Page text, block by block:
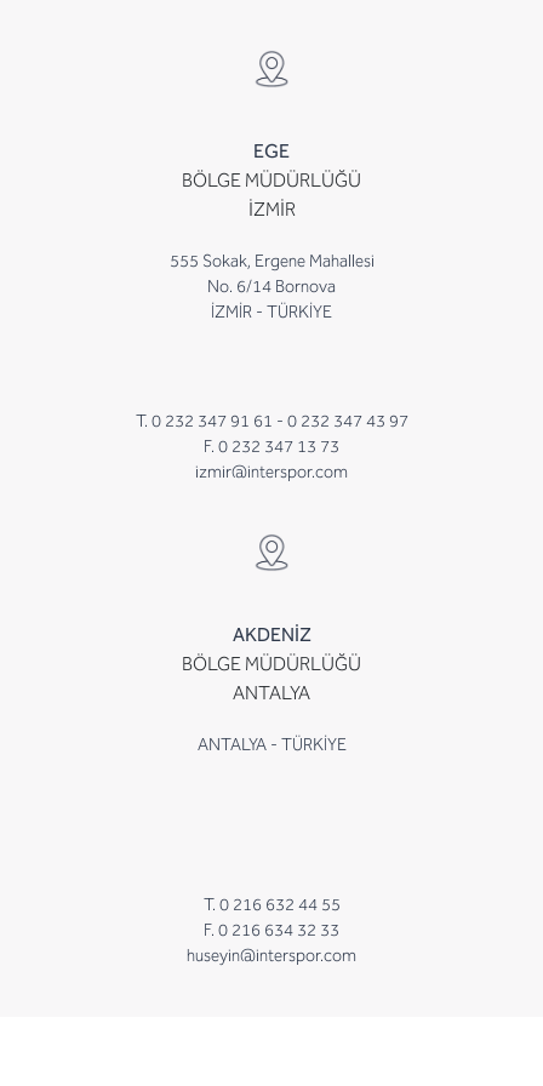
EGE
BÖLGE MÜDÜRLÜĞÜ
İZMİR
555 Sokak, Ergene Mahallesi
No. 6/14 Bornova
İZMİR - TÜRKİYE
T. 0 232 347 91 61 - 0 232 347 43 97
F. 0 232 347 13 73
izmir@interspor.com
AKDENİZ
BÖLGE MÜDÜRLÜĞÜ
ANTALYA
ANTALYA - TÜRKİYE
T. 0 216 632 44 55
F. 0 216 634 32 33
huseyin@interspor.com